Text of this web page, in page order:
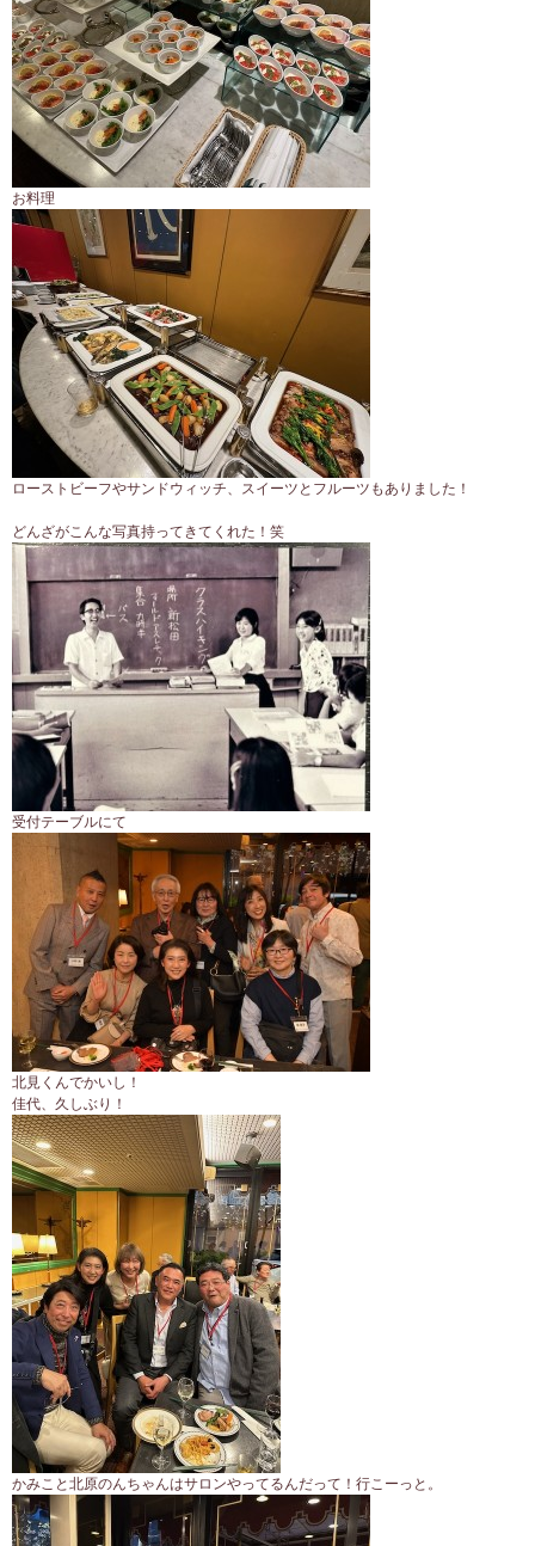
お料理
ローストビーフやサンドウィッチ、スイーツとフルーツもありました！
どんざがこんな写真持ってきてくれた！笑
受付テーブルにて
北見くんでかいし！
佳代、久しぶり！
かみこと北原のんちゃんはサロンやってるんだって！行こーっと。